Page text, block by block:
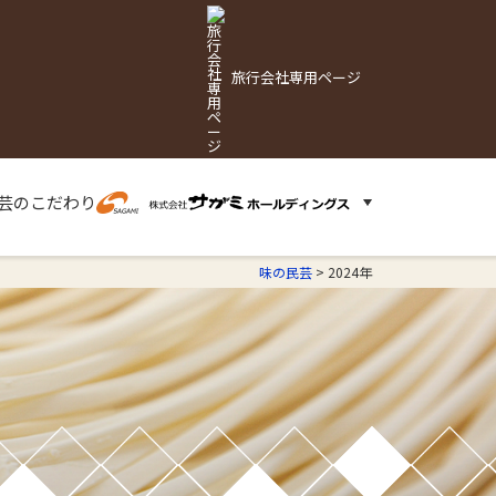
旅行会社専用ページ
のこだわり
味の民芸 > 2024年